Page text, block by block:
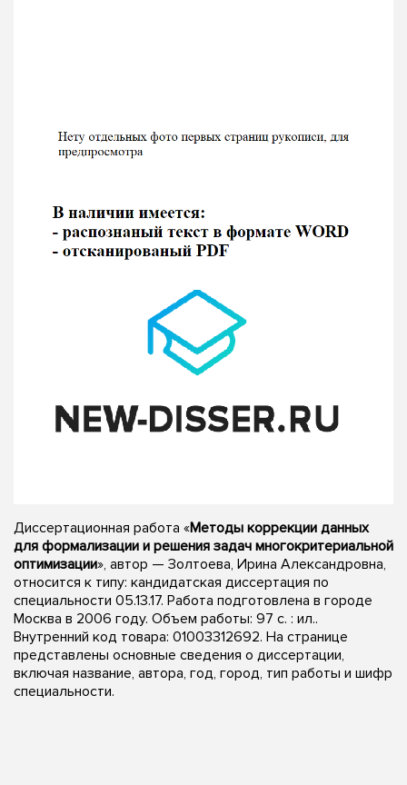
Диссертационная работа «Методы коррекции данных
для формализации и решения задач многокритериальной
оптимизации», автор — Золтоева, Ирина Александровна,
относится к типу: кандидатская диссертация по
специальности 05.13.17. Работа подготовлена в городе
Москва в 2006 году. Объем работы: 97 с. : ил..
Внутренний код товара: 01003312692. На странице
представлены основные сведения о диссертации,
включая название, автора, год, город, тип работы и шифр
специальности.